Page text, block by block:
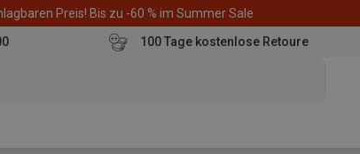
Preis! Bis zu -60 % im Summer Sale
100 Tage kostenlose Retoure